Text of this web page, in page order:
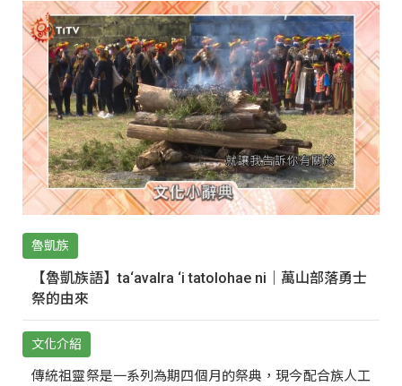
魯凱族
【魯凱族語】ta‘avalra ‘i tatolohae ni｜萬山部落勇士
祭的由來
文化介紹
傳統祖靈祭是一系列為期四個月的祭典，現今配合族人工